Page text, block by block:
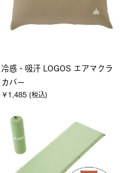
冷感・吸汗 LOGOS エアマクラ
カバー
￥1,485 (税込)